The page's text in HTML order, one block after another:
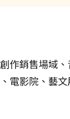
作銷售場域、
電影院、藝